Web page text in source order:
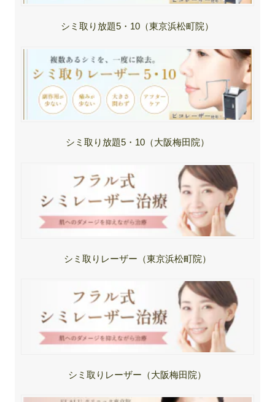
シミ取り放題5・10（東京浜松町院）
シミ取り放題5・10（大阪梅田院）
シミ取りレーザー（東京浜松町院）
シミ取りレーザー（大阪梅田院）